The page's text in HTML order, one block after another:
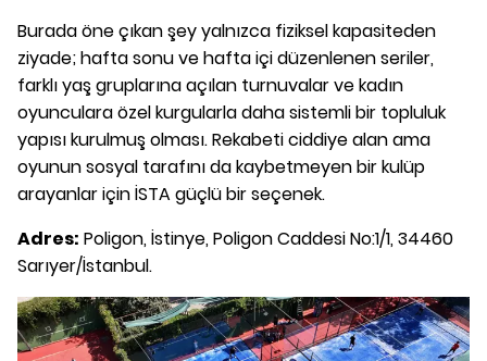
Burada öne çıkan şey yalnızca fiziksel kapasiteden
ziyade; hafta sonu ve hafta içi düzenlenen seriler,
farklı yaş gruplarına açılan turnuvalar ve kadın
oyunculara özel kurgularla daha sistemli bir topluluk
yapısı kurulmuş olması. Rekabeti ciddiye alan ama
oyunun sosyal tarafını da kaybetmeyen bir kulüp
arayanlar için İSTA güçlü bir seçenek.
Adres: Poligon, İstinye, Poligon Caddesi No:1/1, 34460
Sarıyer/İstanbul.